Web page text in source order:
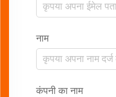
नाम
कंपनी का नाम